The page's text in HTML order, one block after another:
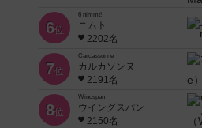
6位
6 nimmt!
ニムト
2202名
7位
Carcassonne
カルカソンヌ
2191名
8位
Wingspan
ウイングスパン
2150名